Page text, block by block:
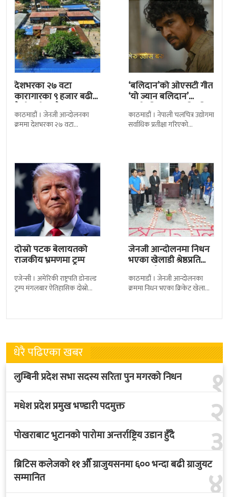
देशभरका २७ वटा
कारागारका ९ हजार बढी
कैदीबन्दी अझै फरार
काठमाडौं । जेनजी आन्दोलनका
क्रममा देशभरका २७ वटा
‘बलिदान’को ओएसटी गीत
‘यो ज्यान बलिदान’
सार्वजनिक, मातृभूमिप्रति
पुत्रको भावनात्मक…
काठमाडौं । नेपाली चलचित्र उद्योगमा
सर्वाधिक प्रतीक्षा गरिएको
दोस्रो पटक बेलायतको
राजकीय भ्रमणमा ट्रम्प
एजेन्सी । अमेरिकी राष्ट्रपति डोनाल्ड
ट्रम्प मंगलबार ऐतिहासिक दोस्रो
बेलायत सरकारले
जेनजी आन्दोलनमा निधन
भएका खेलाडी श्रेष्ठप्रति
श्रद्धाञ्जली
काठमाडौं । जेनजी आन्दोलनका
क्रममा निधन भएका क्रिकेट खेलाडी
त्रिपुरेश्वरस्थीत राष्ट्रिय खेलकुद
धेरै पढिएका खबर
१
लुम्बिनी प्रदेश सभा सदस्य सरिता पुन मगरको निधन
२
मधेश प्रदेश प्रमुख भण्डारी पदमुक्त
३
पोखराबाट भुटानको पारोमा अन्तर्राष्ट्रिय उडान हुँदै
४
ब्रिटिस कलेजको ११ औँ ग्राजुयसनमा ६०० भन्दा बढी ग्राजुयट
सम्मानित